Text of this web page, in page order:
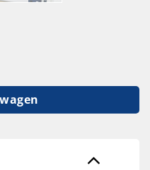
lengte - 80 cm diep